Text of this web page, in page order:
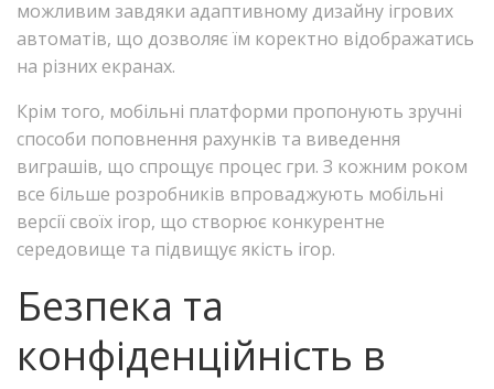
можливим завдяки адаптивному дизайну ігрових
автоматів, що дозволяє їм коректно відображатись
на різних екранах.
Крім того, мобільні платформи пропонують зручні
способи поповнення рахунків та виведення
виграшів, що спрощує процес гри. З кожним роком
все більше розробників впроваджують мобільні
версії своїх ігор, що створює конкурентне
середовище та підвищує якість ігор.
Безпека та
конфіденційність в